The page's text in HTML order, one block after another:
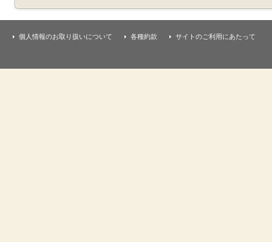
個人情報のお取り扱いについて 各種約款 サイトのご利用にあたって